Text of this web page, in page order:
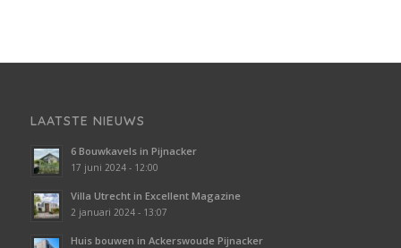
LAATSTE NIEUWS
6 Bouwkavels in Pijnacker
17 juni 2024 - 12:00
Villa Utrecht in Excellent Magazine
2 januari 2024 - 13:07
Huis bouwen in Ackerswoude Pijnacker